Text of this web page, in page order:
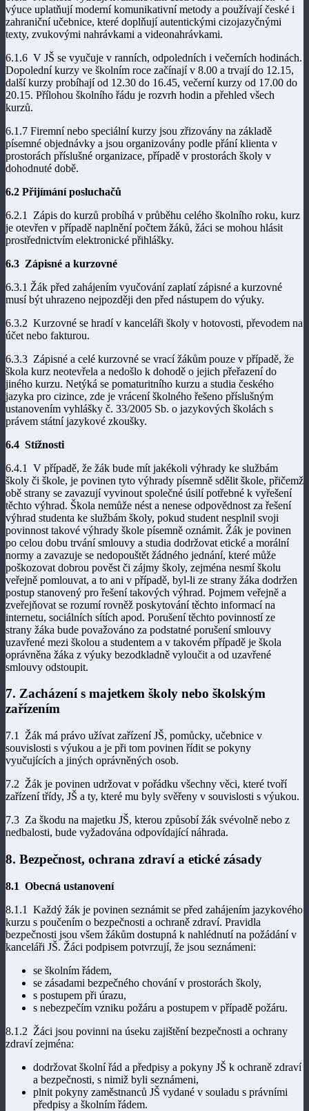
výuce uplatňují moderní komunikativní metody a používají české i
zahraniční učebnice, které doplňují autentickými cizojazyčnými
texty, zvukovými nahrávkami a videonahrávkami.
6.1.6 V JŠ se vyučuje v ranních, odpoledních i večerních hodinách.
Dopolední kurzy ve školním roce začínají v 8.00 a trvají do 12.15,
další kurzy probíhají od 12.30 do 16.45, večerní kurzy od 17.00 do
20.15. Přílohou školního řádu je rozvrh hodin a přehled všech
kurzů.
6.1.7 Firemní nebo speciální kurzy jsou zřizovány na základě
písemné objednávky a jsou organizovány podle přání klienta v
prostorách příslušné organizace, případě v prostorách školy v
dohodnuté době.
6.2 Přijímání posluchačů
6.2.1 Zápis do kurzů probíhá v průběhu celého školního roku, kurz
je otevřen v případě naplnění počtem žáků, žáci se mohou hlásit
prostřednictvím elektronické přihlášky.
6.3 Zápisné a kurzovné
6.3.1 Žák před zahájením vyučování zaplatí zápisné a kurzovné
musí být uhrazeno nejpozději den před nástupem do výuky.
6.3.2 Kurzovné se hradí v kanceláři školy v hotovosti, převodem na
účet nebo fakturou.
6.3.3 Zápisné a celé kurzovné se vrací žákům pouze v případě, že
škola kurz neotevřela a nedošlo k dohodě o jejich přeřazení do
jiného kurzu. Netýká se pomaturitního kurzu a studia českého
jazyka pro cizince, zde je vrácení školného řešeno příslušným
ustanovením vyhlášky č. 33/2005 Sb. o jazykových školách s
právem státní jazykové zkoušky.
6.4 Stížnosti
6.4.1 V případě, že žák bude mít jakékoli výhrady ke službám
školy či škole, je povinen tyto výhrady písemně sdělit škole, přičemž
obě strany se zavazují vyvinout společné úsilí potřebné k vyřešení
těchto výhrad. Škola nemůže nést a nenese odpovědnost za řešení
výhrad studenta ke službám školy, pokud student nesplnil svoji
povinnost takové výhrady škole písemně oznámit. Žák je povinen
po celou dobu trvání smlouvy a studia dodržovat etické a morální
normy a zavazuje se nedopouštět žádného jednání, které může
poškozovat dobrou pověst či zájmy školy, zejména nesmí školu
veřejně pomlouvat, a to ani v případě, byl-li ze strany žáka dodržen
postup stanovený pro řešení takových výhrad. Pojmem veřejně a
zveřejňovat se rozumí rovněž poskytování těchto informací na
internetu, sociálních sítích apod. Porušení těchto povinností ze
strany žáka bude považováno za podstatné porušení smlouvy
uzavřené mezi školou a studentem a v takovém případě je škola
oprávněna žáka z výuky bezodkladně vyloučit a od uzavřené
smlouvy odstoupit.
7. Zacházení s majetkem školy nebo školským
zařízením
7.1 Žák má právo užívat zařízení JŠ, pomůcky, učebnice v
souvislosti s výukou a je při tom povinen řídit se pokyny
vyučujících a jiných oprávněných osob.
7.2 Žák je povinen udržovat v pořádku všechny věci, které tvoří
zařízení třídy, JŠ a ty, které mu byly svěřeny v souvislosti s výukou.
7.3 Za škodu na majetku JŠ, kterou způsobí žák svévolně nebo z
nedbalosti, bude vyžadována odpovídající náhrada.
8. Bezpečnost, ochrana zdraví a etické zásady
8.1 Obecná ustanovení
8.1.1 Každý žák je povinen seznámit se před zahájením jazykového
kurzu s poučením o bezpečnosti a ochraně zdraví. Pravidla
bezpečnosti jsou všem žákům dostupná k nahlédnutí na požádání v
kanceláři JŠ. Žáci podpisem potvrzují, že jsou seznámeni:
se školním řádem,
se zásadami bezpečného chování v prostorách školy,
s postupem při úrazu,
s nebezpečím vzniku požáru a postupem v případě požáru.
8.1.2 Žáci jsou povinni na úseku zajištění bezpečnosti a ochrany
zdraví zejména:
dodržovat školní řád a předpisy a pokyny JŠ k ochraně zdraví
a bezpečnosti, s nimiž byli seznámeni,
plnit pokyny zaměstnanců JŠ vydané v souladu s právními
předpisy a školním řádem.